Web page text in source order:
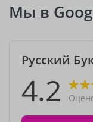
Мы в
Русский
4.2